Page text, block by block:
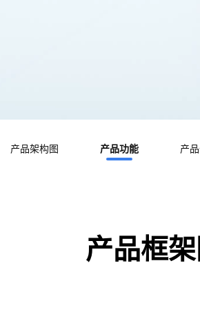
产品架构图 产品功能 产
产品框架